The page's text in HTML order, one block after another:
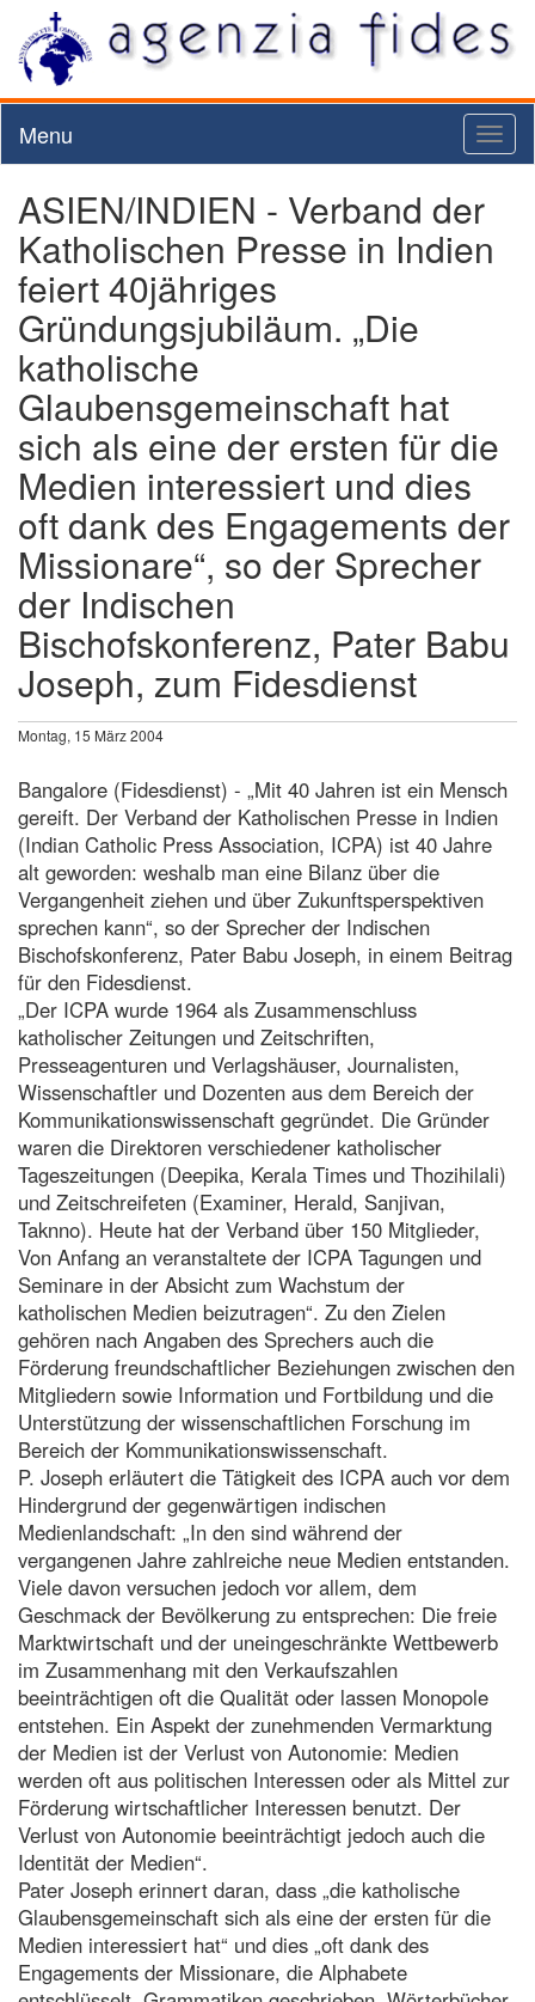
Menu
ASIEN/INDIEN - Verband der
Katholischen Presse in Indien
feiert 40jähriges
Gründungsjubiläum. „Die
katholische
Glaubensgemeinschaft hat
sich als eine der ersten für die
Medien interessiert und dies
oft dank des Engagements der
Missionare“, so der Sprecher
der Indischen
Bischofskonferenz, Pater Babu
Joseph, zum Fidesdienst
Montag, 15 März 2004
Bangalore (Fidesdienst) - „Mit 40 Jahren ist ein Mensch
gereift. Der Verband der Katholischen Presse in Indien
(Indian Catholic Press Association, ICPA) ist 40 Jahre
alt geworden: weshalb man eine Bilanz über die
Vergangenheit ziehen und über Zukunftsperspektiven
sprechen kann“, so der Sprecher der Indischen
Bischofskonferenz, Pater Babu Joseph, in einem Beitrag
für den Fidesdienst.
„Der ICPA wurde 1964 als Zusammenschluss
katholischer Zeitungen und Zeitschriften,
Presseagenturen und Verlagshäuser, Journalisten,
Wissenschaftler und Dozenten aus dem Bereich der
Kommunikationswissenschaft gegründet. Die Gründer
waren die Direktoren verschiedener katholischer
Tageszeitungen (Deepika, Kerala Times und Thozihilali)
und Zeitschreifeten (Examiner, Herald, Sanjivan,
Taknno). Heute hat der Verband über 150 Mitglieder,
Von Anfang an veranstaltete der ICPA Tagungen und
Seminare in der Absicht zum Wachstum der
katholischen Medien beizutragen“. Zu den Zielen
gehören nach Angaben des Sprechers auch die
Förderung freundschaftlicher Beziehungen zwischen den
Mitgliedern sowie Information und Fortbildung und die
Unterstützung der wissenschaftlichen Forschung im
Bereich der Kommunikationswissenschaft.
P. Joseph erläutert die Tätigkeit des ICPA auch vor dem
Hindergrund der gegenwärtigen indischen
Medienlandschaft: „In den sind während der
vergangenen Jahre zahlreiche neue Medien entstanden.
Viele davon versuchen jedoch vor allem, dem
Geschmack der Bevölkerung zu entsprechen: Die freie
Marktwirtschaft und der uneingeschränkte Wettbewerb
im Zusammenhang mit den Verkaufszahlen
beeinträchtigen oft die Qualität oder lassen Monopole
entstehen. Ein Aspekt der zunehmenden Vermarktung
der Medien ist der Verlust von Autonomie: Medien
werden oft aus politischen Interessen oder als Mittel zur
Förderung wirtschaftlicher Interessen benutzt. Der
Verlust von Autonomie beeinträchtigt jedoch auch die
Identität der Medien“.
Pater Joseph erinnert daran, dass „die katholische
Glaubensgemeinschaft sich als eine der ersten für die
Medien interessiert hat“ und dies „oft dank des
Engagements der Missionare, die Alphabete